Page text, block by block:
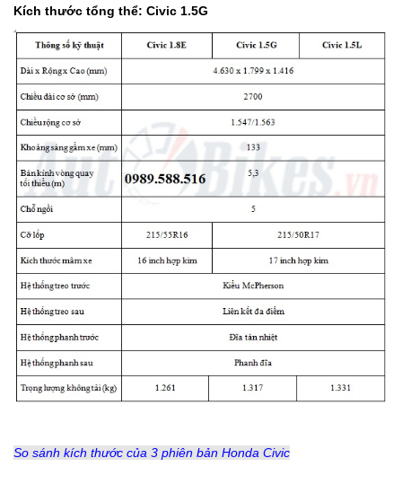
Kích thước tổng thể: Civic 1.5G
So sánh kích thước của 3 phiên bản Honda Civic